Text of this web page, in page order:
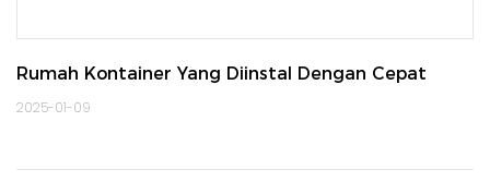
Rumah Kontainer Yang Diinstal Dengan Cepat
2025-01-09